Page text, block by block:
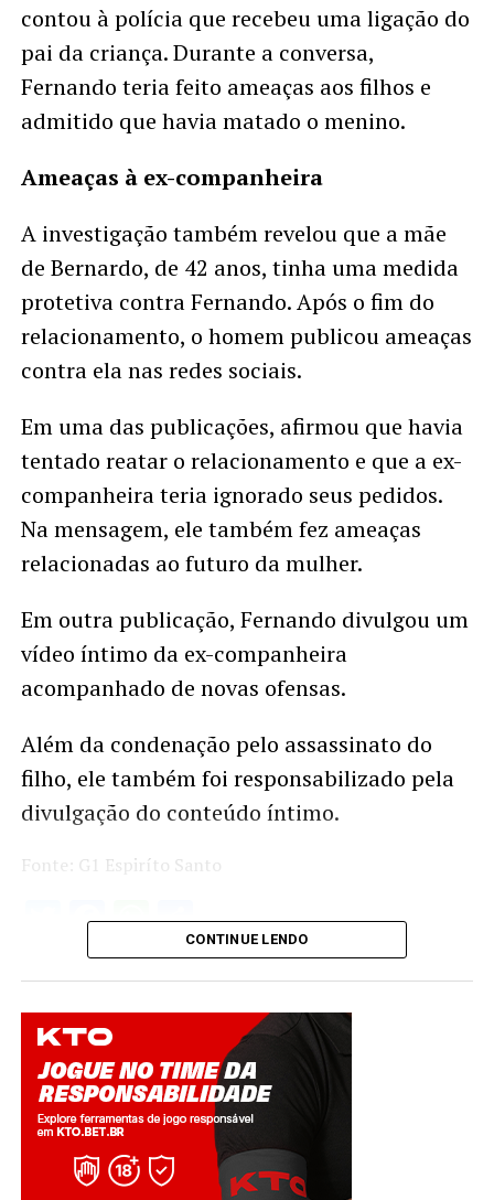
contou à polícia que recebeu uma ligação do
pai da criança. Durante a conversa,
Fernando teria feito ameaças aos filhos e
admitido que havia matado o menino.
Ameaças à ex-companheira
A investigação também revelou que a mãe
de Bernardo, de 42 anos, tinha uma medida
protetiva contra Fernando. Após o fim do
relacionamento, o homem publicou ameaças
contra ela nas redes sociais.
Em uma das publicações, afirmou que havia
tentado reatar o relacionamento e que a ex-
companheira teria ignorado seus pedidos.
Na mensagem, ele também fez ameaças
relacionadas ao futuro da mulher.
Em outra publicação, Fernando divulgou um
vídeo íntimo da ex-companheira
acompanhado de novas ofensas.
Além da condenação pelo assassinato do
filho, ele também foi responsabilizado pela
divulgação do conteúdo íntimo.
Fonte: G1 Espiríto Santo
Twitter
Facebook
WhatsApp
Share
CONTINUE LENDO